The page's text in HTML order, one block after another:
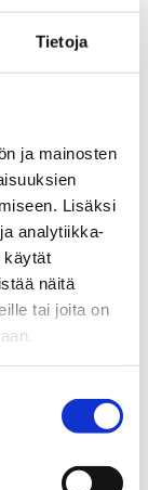
Tietoja
ja mainosten
Lisäksi
analytiikka-
käytät
näitä
tai joita on